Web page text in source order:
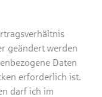
geändert werden
Daten
erforderlich ist.
darf ich im